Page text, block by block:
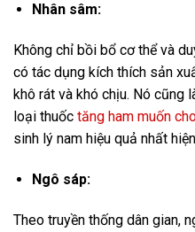
Nhân sâm:
Không chỉ bồi bổ cơ thể và
có tác dụng kích thích sản
khô rát và khó chịu. Nó cũng
loại thuốc tăng ham muốn
sinh lý nam hiệu quả nhất
Ngô sáp:
Theo truyền thống dân gian,